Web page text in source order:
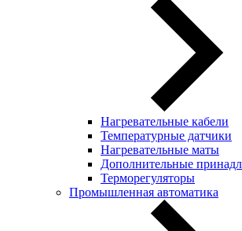
Нагревательные кабели
Температурные датчики
Нагревательные маты
Дополнительные
Терморегуляторы
Промышленная автоматика